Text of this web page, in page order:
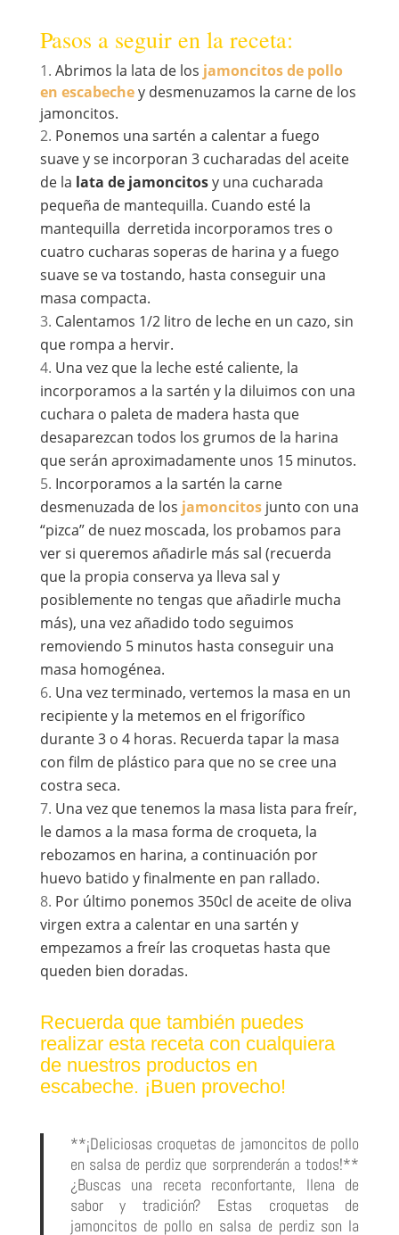
Pasos a seguir en la receta:
Abrimos la lata de los jamoncitos de pollo
en escabechey desmenuzamos la carne de los
jamoncitos.
Ponemos una sartén a calentar a fuego
suave y se incorporan 3 cucharadas del aceite
de la lata de jamoncitosy una cucharada
pequeña de mantequilla. Cuando esté la
mantequilla derretida incorporamos tres o
cuatro cucharas soperas de harina y a fuego
suave se va tostando, hasta conseguir una
masa compacta.
Calentamos 1/2 litro de leche en un cazo, sin
que rompa a hervir.
Una vez que la leche esté caliente, la
incorporamos a la sartén y la diluimos con una
cuchara o paleta de madera hasta que
desaparezcan todos los grumos de la harina
que serán aproximadamente unos 15 minutos.
Incorporamos a la sartén la carne
desmenuzada de los jamoncitosjunto con una
“pizca” de nuez moscada, los probamos para
ver si queremos añadirle más sal (recuerda
que la propia conserva ya lleva sal y
posiblemente no tengas que añadirle mucha
más), una vez añadido todo seguimos
removiendo 5 minutos hasta conseguir una
masa homogénea.
Una vez terminado, vertemos la masa en un
recipiente y la metemos en el frigorífico
durante 3 o 4 horas. Recuerda tapar la masa
con film de plástico para que no se cree una
costra seca.
Una vez que tenemos la masa lista para freír,
le damos a la masa forma de croqueta, la
rebozamos en harina, a continuación por
huevo batido y finalmente en pan rallado.
Por último ponemos 350cl de aceite de oliva
virgen extra a calentar en una sartén y
empezamos a freír las croquetas hasta que
queden bien doradas.
Recuerda que también puedes
realizar esta receta con cualquiera
de nuestros productos en
escabeche. ¡Buen provecho!
**¡Deliciosas croquetas de jamoncitos de pollo
en salsa de perdiz que sorprenderán a todos!**
¿Buscas una receta reconfortante, llena de
sabor y tradición? Estas croquetas de
jamoncitos de pollo en salsa de perdiz son la